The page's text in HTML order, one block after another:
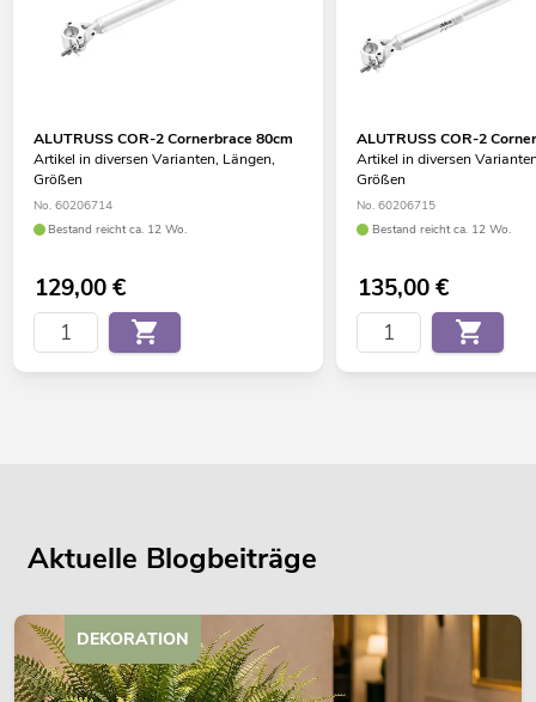
ALUTRUSS COR-2 Cornerbrace 80cm
Artikel in diversen Varianten, Längen,
Größen
No. 60206714
Bestand reicht ca. 12 Wo.
129,00€
ALUTRUSS COR-2
Artikel in diversen
Größen
No. 60206715
Bestand reicht ca. 12 Wo.
135,00€
Aktuelle Blogbeiträge
DEKORATION